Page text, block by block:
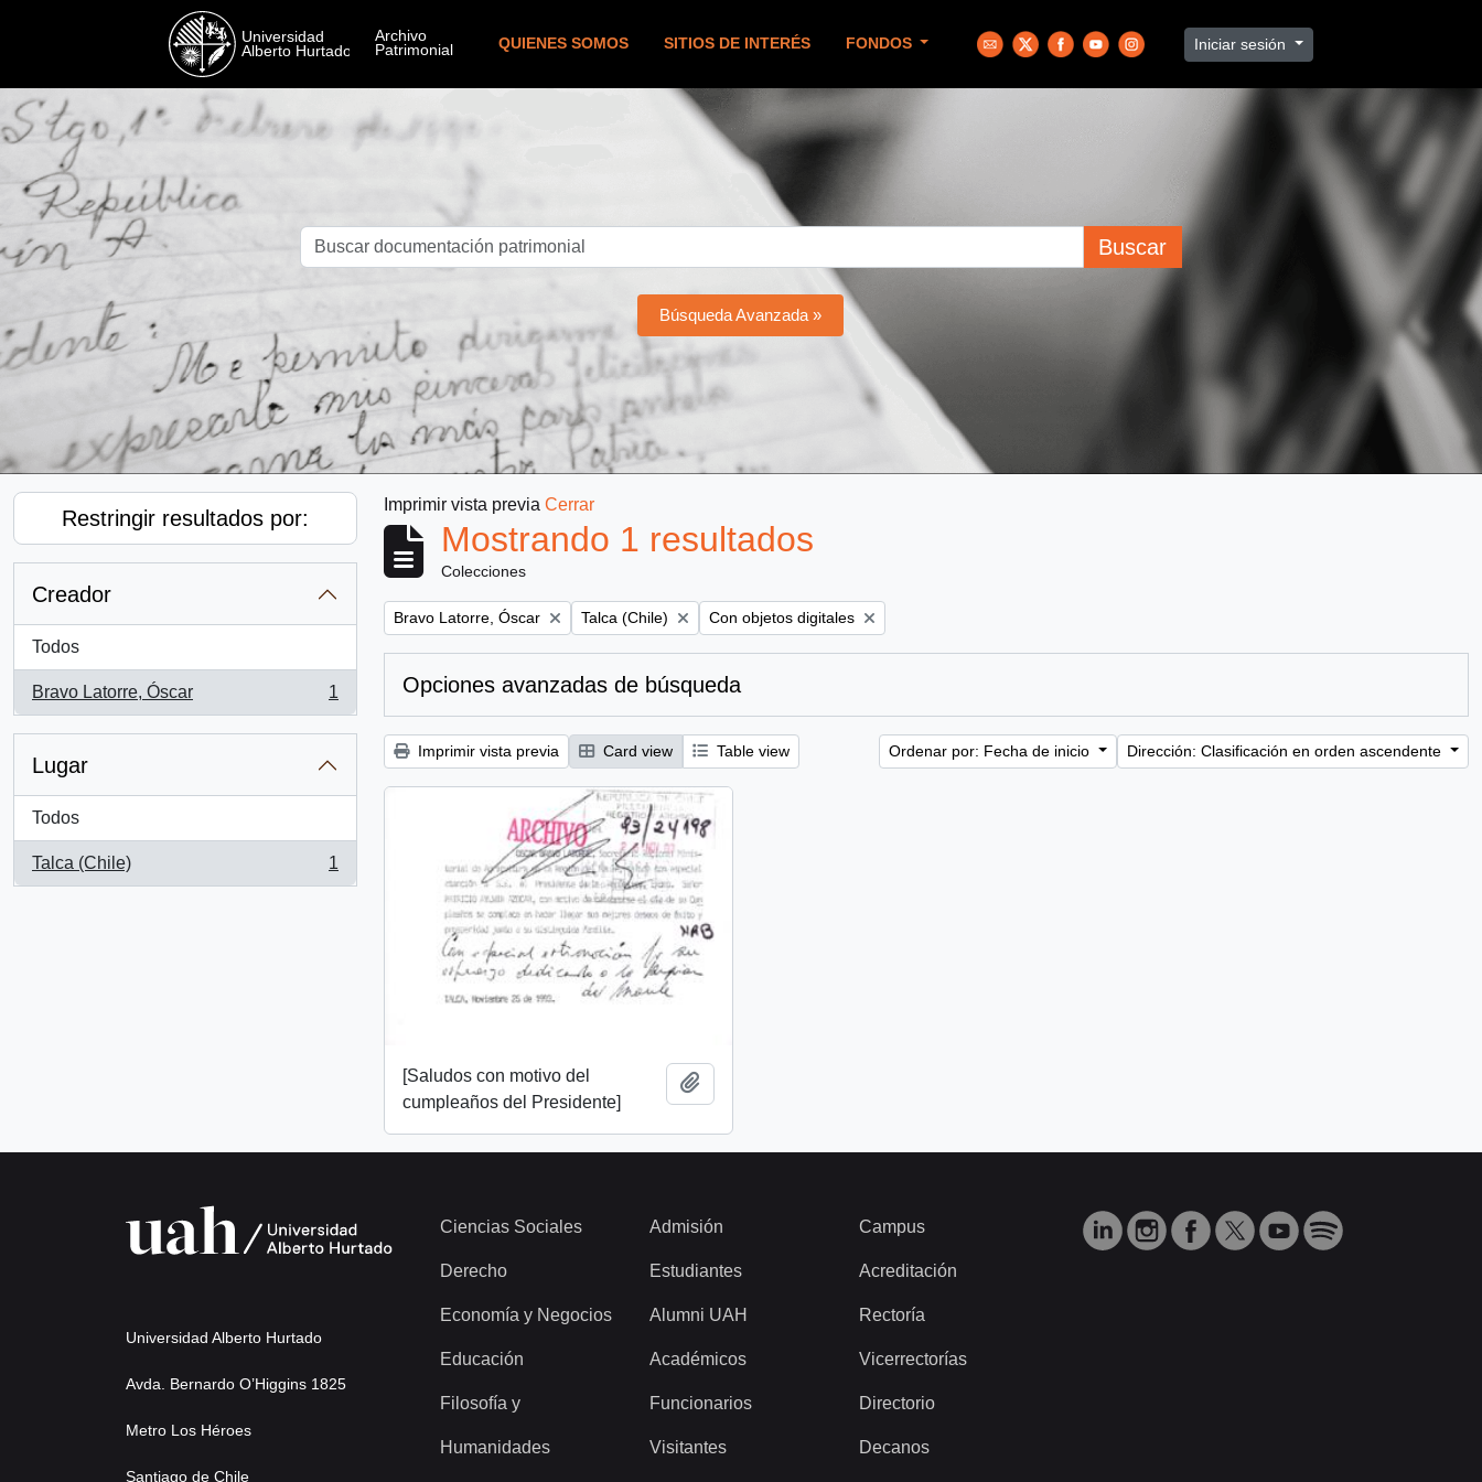
QUIENES SOMOS SITIOS DE INTERÉS FONDOS Iniciar sesión
Buscar
Búsqueda Avanzada »
Restringir resultados por:
Creador
Todos
Bravo Latorre, Óscar
, 1 resultados
1
Lugar
Todos
Talca (Chile)
, 1 resultados
1
Imprimir vista previa Cerrar
Mostrando 1 resultados
Colecciones
Remove filter:
Bravo Latorre, Óscar Remove filter:
Talca (Chile) Remove filter:
Con objetos digitales
Opciones avanzadas de búsqueda
Imprimir vista previa Card view Table view Ordenar por: Fecha de inicio Dirección: Clasificación en orden ascendente
[Saludos con motivo del
cumpleaños del Presidente]
Universidad Alberto Hurtado
Avda. Bernardo O’Higgins 1825
Metro Los Héroes
Santiago de Chile
Ciencias Sociales
Derecho
Economía y Negocios
Educación
Filosofía y
Humanidades
Admisión
Estudiantes
Alumni UAH
Académicos
Funcionarios
Visitantes
Campus
Acreditación
Rectoría
Vicerrectorías
Directorio
Decanos